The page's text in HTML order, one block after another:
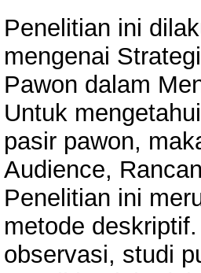
Penelitian ini
mengenai
Pawon dalam
Untuk
pasir pawon,
Audience,
Penelitian ini
metode
observasi, studi